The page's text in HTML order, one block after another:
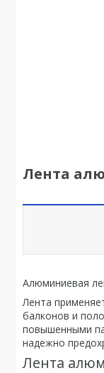
Лента
Алюминиевая
Лента
балконов и
повышенными
надежно
Лента